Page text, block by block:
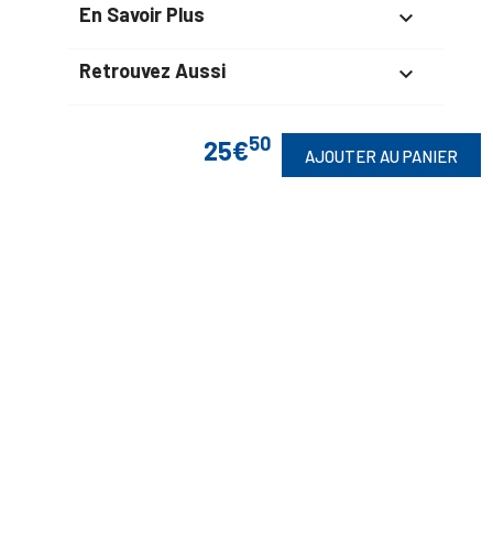
25€50
AJOUTER AU PANIER
En Savoir Plus 
Retrouvez Aussi 